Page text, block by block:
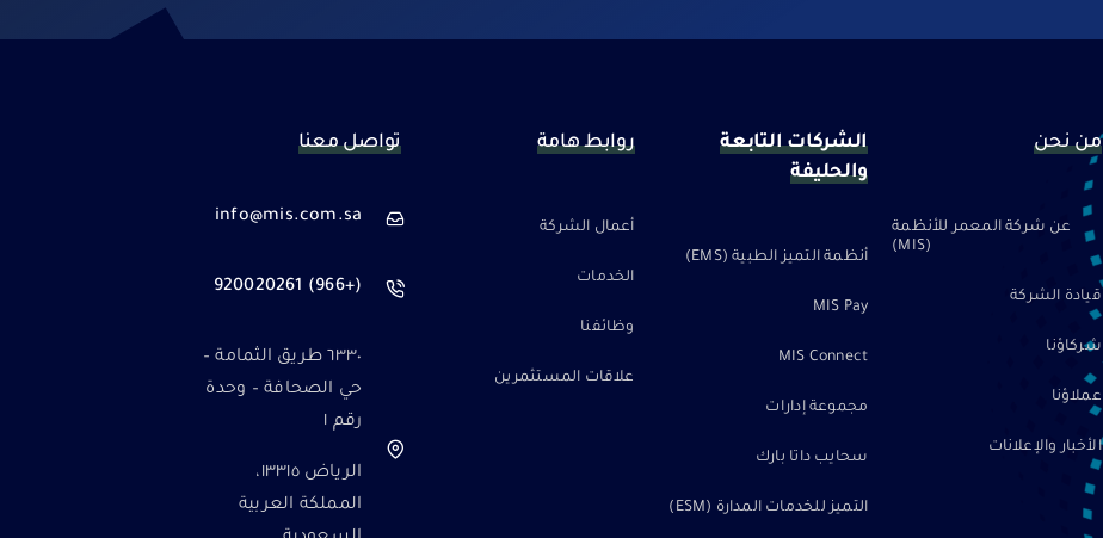
من نحن
عن شركة المعمر للأنظمة
(MIS)
قيادة الشركة
شركاؤنا
عملاؤنا
الأخبار والإعلانات
الشركات التابعة
والحليفة
أنظمة التميز الطبية (EMS)
MIS Pay
MIS Connect
مجموعة إدارات
سحايب داتا بارك
التميز للخدمات المدارة (ESM)
روابط هامة
أعمال الشركة
الخدمات
وظائفنا
علاقات المستثمرين
تواصل معنا
info@mis.com.sa
(+966) 920020261
٦٣٣٠ طريق الثمامة –
حي الصحافة – وحدة
رقم ١
الرياض ١٣٣١٥،
المملكة العربية